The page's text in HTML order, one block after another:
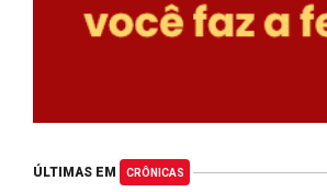
ÚLTIMAS EM CRÔNICAS